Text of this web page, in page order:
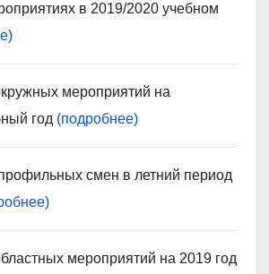
в 2019/2020 учебном
мероприятий на
год (подробнее)
смен в летний период
мероприятий на 2019 год